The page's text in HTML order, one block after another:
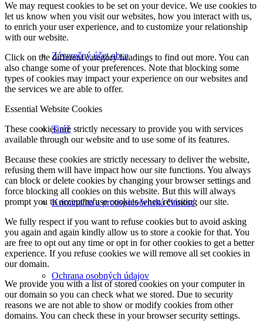
Záverečný účet obce
Tiráž
Kriminalita a protispoločenská činnosť
Ochrana osobných údajov
We may request cookies to be set on your device. We use cookies to
let us know when you visit our websites, how you interact with us,
to enrich your user experience, and to customize your relationship
with our website.
Click on the different category headings to find out more. You can
also change some of your preferences. Note that blocking some
types of cookies may impact your experience on our websites and
the services we are able to offer.
Essential Website Cookies
These cookies are strictly necessary to provide you with services
available through our website and to use some of its features.
Because these cookies are strictly necessary to deliver the website,
refusing them will have impact how our site functions. You always
can block or delete cookies by changing your browser settings and
force blocking all cookies on this website. But this will always
prompt you to accept/refuse cookies when revisiting our site.
We fully respect if you want to refuse cookies but to avoid asking
you again and again kindly allow us to store a cookie for that. You
are free to opt out any time or opt in for other cookies to get a better
experience. If you refuse cookies we will remove all set cookies in
our domain.
We provide you with a list of stored cookies on your computer in
our domain so you can check what we stored. Due to security
reasons we are not able to show or modify cookies from other
domains. You can check these in your browser security settings.